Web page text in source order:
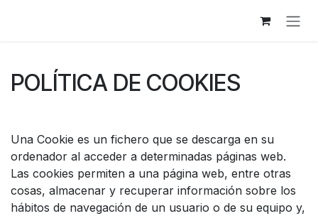
POLÍTICA DE COOKIES
Una Cookie es un fichero que se descarga en su
ordenador al acceder a determinadas páginas web.
Las cookies permiten a una página web, entre otras
cosas, almacenar y recuperar información sobre los
hábitos de navegación de un usuario o de su equipo y,